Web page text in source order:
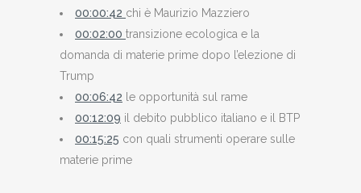
00:00:42 chi è Maurizio Mazziero
00:02:00 transizione ecologica e la
domanda di materie prime dopo l’elezione di
Trump
00:06:42 le opportunità sul rame
00:12:09 il debito pubblico italiano e il BTP
00:15:25 con quali strumenti operare sulle
materie prime